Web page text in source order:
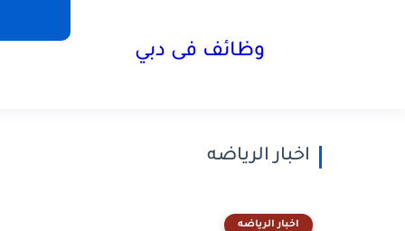
وظائف فى دبي
اخبار الرياضه
اخبار الرياضه